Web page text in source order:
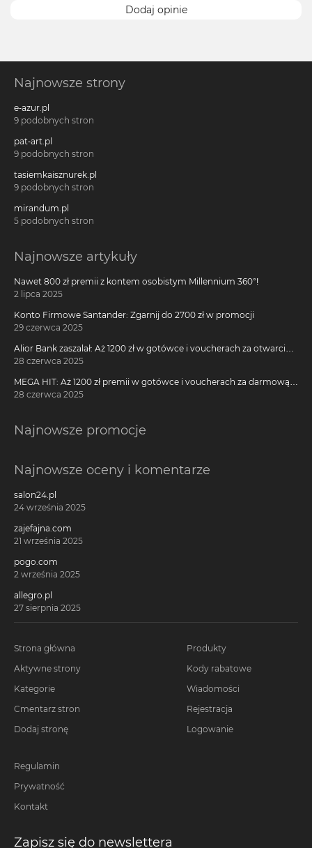
Dodaj opinie
Najnowsze strony
e-azur.pl
9 podobnych stron
pat-art.pl
9 podobnych stron
tasiemkaisznurek.pl
9 podobnych stron
mirandum.pl
5 podobnych stron
Najnowsze artykuły
Nawet 800 zł premii z kontem osobistym Millennium 360°!
2 lipca 2025
Konto Firmowe Santander: Zgarnij do 2700 zł w promocji
29 czerwca 2025
Alior Bank zaszalał: Aż 1200 zł w gotówce i voucherach za otwarcie
darmowego konta!
28 czerwca 2025
MEGA HIT: Aż 1200 zł premii w gotówce i voucherach za darmową
kartę kredytową Citi Simplicity
28 czerwca 2025
Najnowsze promocje
Najnowsze oceny i komentarze
salon24.pl
24 września 2025
zajefajna.com
21 września 2025
pogo.com
2 września 2025
allegro.pl
27 sierpnia 2025
Strona główna
Aktywne strony
Kategorie
Cmentarz stron
Dodaj stronę
Produkty
Kody rabatowe
Wiadomości
Rejestracja
Logowanie
Regulamin
Prywatność
Kontakt
Zapisz się do newslettera